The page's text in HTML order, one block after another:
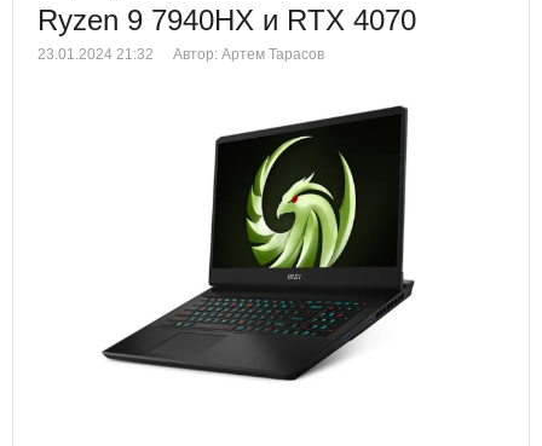
Ryzen 9 7940HX и RTX 4070
23.01.2024 21:32 Автор: Артем Тарасов